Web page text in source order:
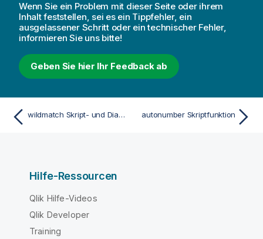
Wenn Sie ein Problem mit dieser Seite oder ihrem
Inhalt feststellen, sei es ein Tippfehler, ein
ausgelassener Schritt oder ein technischer Fehler,
informieren Sie uns bitte!
Geben Sie hier Ihr Feedback ab
wildmatch Skript- und Diagrammfunktion autonumber Skriptfunktion
Hilfe-Ressourcen
Qlik Hilfe-Videos
Qlik Developer
Training